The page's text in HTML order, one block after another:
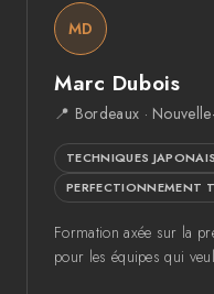
MD
Marc Dubois
📍 Bordeaux ·
TECHNIQUES
PERFECTIONNEMENT
Formation axée sur la
pour les équipes qui